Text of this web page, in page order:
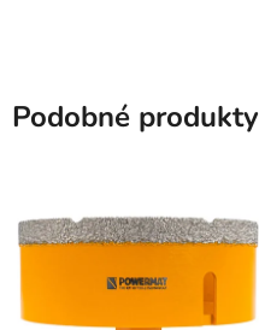
Podobné produkty